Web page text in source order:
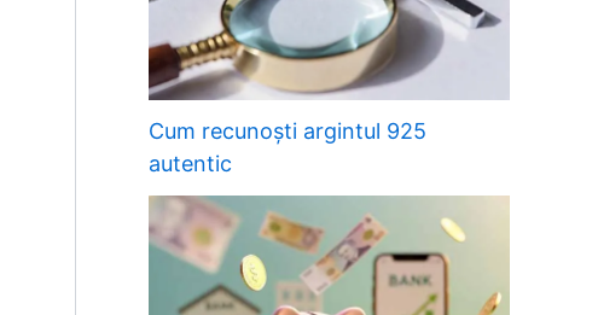
Cum recunoști argintul 925
autentic